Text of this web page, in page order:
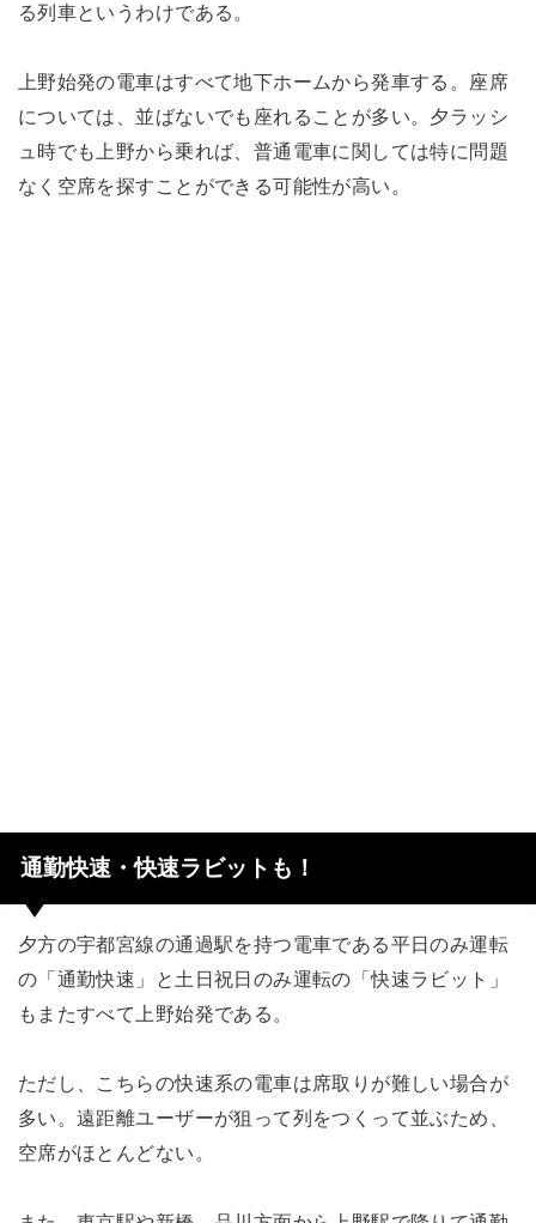
る列車というわけである。
上野始発の電車はすべて地下ホームから発車する。座席
については、並ばないでも座れることが多い。夕ラッシ
ュ時でも上野から乗れば、普通電車に関しては特に問題
なく空席を探すことができる可能性が高い。
通勤快速・快速ラビットも！
夕方の宇都宮線の通過駅を持つ電車である平日のみ運転
の「通勤快速」と土日祝日のみ運転の「快速ラビット」
もまたすべて上野始発である。
ただし、こちらの快速系の電車は席取りが難しい場合が
多い。遠距離ユーザーが狙って列をつくって並ぶため、
空席がほとんどない。